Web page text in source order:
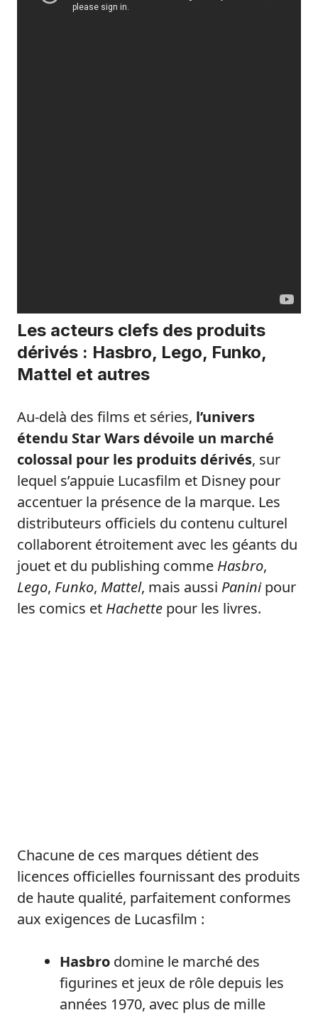
Les acteurs clefs des produits
dérivés : Hasbro, Lego, Funko,
Mattel et autres
Au-delà des films et séries, l’univers
étendu Star Wars dévoile un marché
colossal pour les produits dérivés, sur
lequel s’appuie Lucasfilm et Disney pour
accentuer la présence de la marque. Les
distributeurs officiels du contenu culturel
collaborent étroitement avec les géants du
jouet et du publishing comme Hasbro,
Lego, Funko, Mattel, mais aussi Paninipour
les comics et Hachette pour les livres.
Chacune de ces marques détient des
licences officielles fournissant des produits
de haute qualité, parfaitement conformes
aux exigences de Lucasfilm :
Hasbro domine le marché des
figurines et jeux de rôle depuis les
années 1970, avec plus de mille